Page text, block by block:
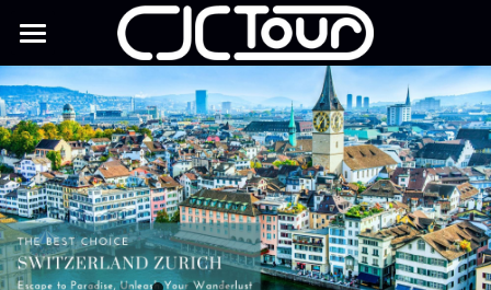
康永旅行社
聯絡我們
美好生活季刊
Facebook
IG